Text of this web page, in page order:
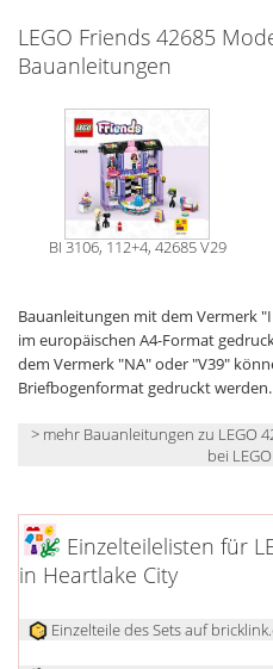
LEGO Friends 42685
Bauanleitungen
BI 3106, 112+4, 42685 V29
Bauanleitungen mit dem Vermerk
im europäischen A4-Format
dem Vermerk "NA" oder "V39"
Briefbogenformat gedruckt werden.
> mehr Bauanleitungen zu LEGO
bei
Einzelteilelisten für
in Heartlake City
Einzelteile des Sets auf